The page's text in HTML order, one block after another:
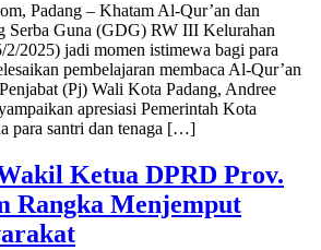
Padang – Khatam Al-Qur’an dan
Serba Guna (GDG) RW III Kelurahan
2/2025) jadi momen istimewa bagi para
pembelajaran membaca Al-Qur’an
(Pj) Wali Kota Padang, Andree
apresiasi Pemerintah Kota
para santri dan tenaga […]
Ketua DPRD Prov.
Rangka Menjemput